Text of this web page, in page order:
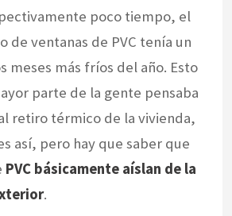
poco tiempo, el
de ventanas de PVC tenía un
meses más fríos del año. Esto
parte de la gente pensaba
retiro térmico de la vivienda,
así, pero hay que saber que
PVC básicamente aíslan de la
.